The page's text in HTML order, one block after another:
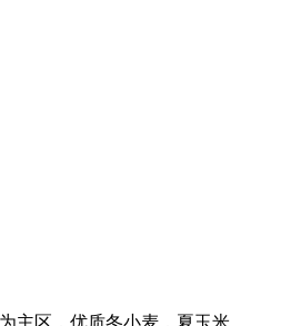
主区，优质冬小麦，夏玉米